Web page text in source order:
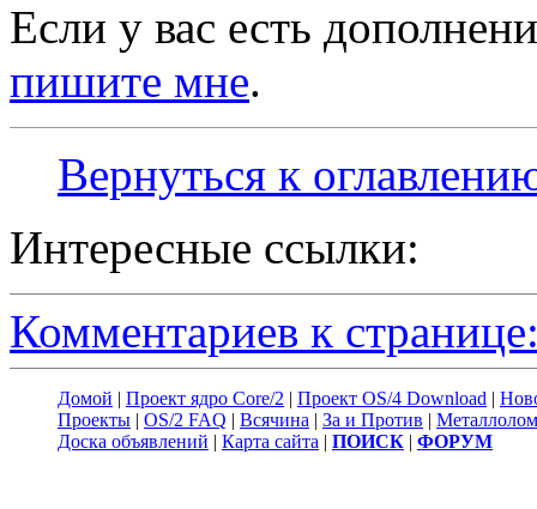
Если у вас есть
пишите мне.
Вернуться к
Интересные ссылки:
Комментариев к
Домой | Проект ядро Core/2 | Проект OS/4 Download |
Проекты | OS/2 FAQ | Всячина | За и Против | Металлолом
Доска объявлений | Карта сайта | ПОИСК | ФОРУМ